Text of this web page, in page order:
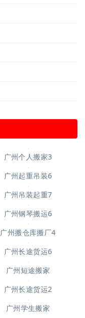
广州个人搬家3
广州起重吊装6
广州吊装起重7
广州钢琴搬运6
广州搬仓库搬厂4
广州长途货运6
广州短途搬家
广州长途货运2
广州学生搬家